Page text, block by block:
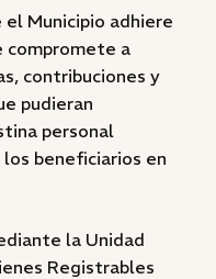
Municipio adhiere
compromete a
contribuciones y
pudieran
personal
los beneficiarios en
la Unidad
Registrables